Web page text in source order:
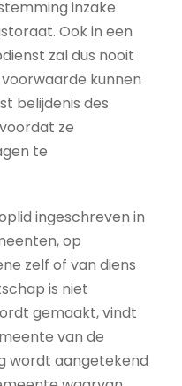
inzake
Ook in een
zal dus nooit
kunnen
belijdenis des
ze
te
ingeschreven in
op
zelf of van diens
is niet
gemaakt, vindt
van de
wordt aangetekend